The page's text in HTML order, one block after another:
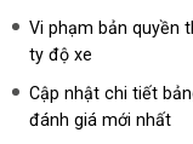
Vi phạm bản quyền
ty độ xe
Cập nhật chi tiết
đánh giá mới nhất